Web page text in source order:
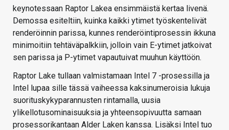
keynotessaan Raptor Lakea ensimmäistä kertaa livenä.
Demossa esiteltiin, kuinka kaikki ytimet työskentelivät
renderöinnin parissa, kunnes renderöintiprosessin ikkuna
minimoitiin tehtäväpalkkiin, jolloin vain E-ytimet jatkoivat
sen parissa ja P-ytimet vapautuivat muuhun käyttöön.
Raptor Lake tullaan valmistamaan Intel 7 -prosessilla ja
Intel lupaa sille tässä vaiheessa kaksinumeroisia lukuja
suorituskykyparannusten rintamalla, uusia
ylikellotusominaisuuksia ja yhteensopivuutta samaan
prosessorikantaan Alder Laken kanssa. Lisäksi Intel tuo